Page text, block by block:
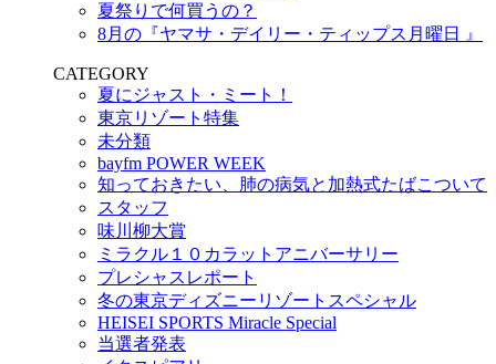
夏祭りで何買うの？
8月の『ヤマサ・デイリー・ティップス月曜日 』
CATEGORY
夏にジャスト・ミート！
東京リゾート特集
未分類
bayfm POWER WEEK
知っておきたい、肺の病気と加熱式たばこついて
スタッフ
味川柳大賞
ミラクル１０カラットアニバーサリー
プレシャスレポート
冬の東京ディズニーリゾートスペシャル
HEISEI SPORTS Miracle Special
当選者発表